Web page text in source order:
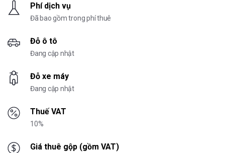
Phí dịch vụ
Đã bao gồm trong phí thuê
Đỗ ô tô
Đang cập nhật
Đỗ xe máy
Đang cập nhật
Thuế VAT
10%
Giá thuê gộp (gồm VAT)